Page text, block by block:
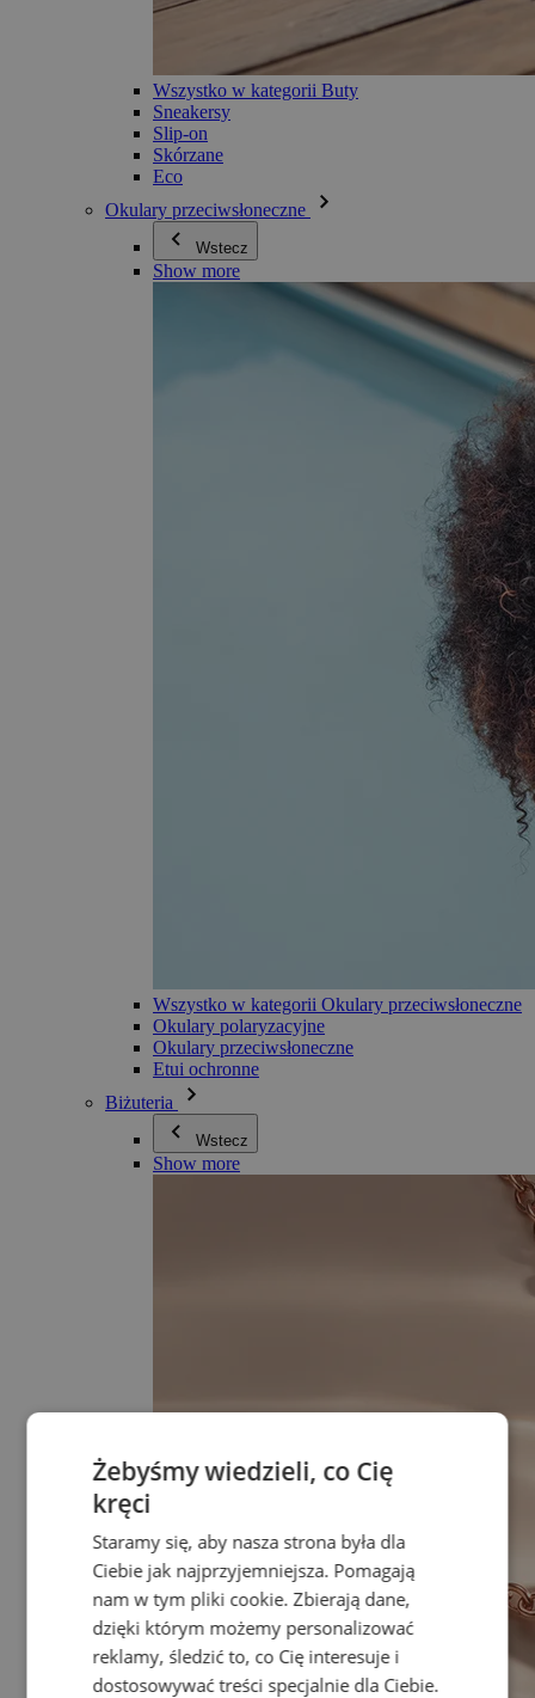
Wszystko w kategorii Buty
Sneakersy
Slip-on
Skórzane
Eco
Okulary przeciwsłoneczne
Wstecz
Show more
Wszystko w kategorii Okulary przeciwsłoneczne
Okulary polaryzacyjne
Okulary przeciwsłoneczne
Etui ochronne
Biżuteria
Wstecz
Show more
Żebyśmy wiedzieli, co Cię
kręci
Staramy się, aby nasza strona była dla
Ciebie jak najprzyjemniejsza. Pomagają
nam w tym pliki cookie. Zbierają dane,
dzięki którym możemy personalizować
reklamy, śledzić to, co Cię interesuje i
dostosowywać treści specjalnie dla Ciebie.